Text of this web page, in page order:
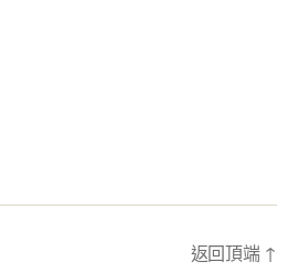
返回頂端 ↑